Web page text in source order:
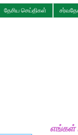
தேசிய செய்திகள்
எங்கள்